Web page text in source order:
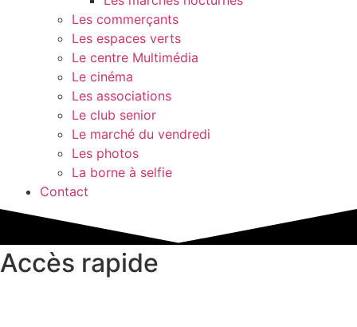
Les commerçants
Les espaces verts
Le centre Multimédia
Le cinéma
Les associations
Le club senior
Le marché du vendredi
Les photos
La borne à selfie
Contact
Accès rapide